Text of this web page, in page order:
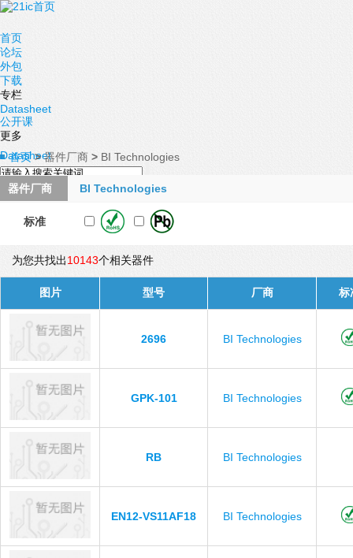
首页
论坛
外包
下载
专栏
Datasheet
公开课
更多
Datasheet
首页 >器件厂商 > BI Technologies
器件厂商 BI Technologies
标准
为您共找出10143个相关器件
图片 型号 厂商 标
2696 BI Technologies
GPK-101 BI Technologies
RB BI Technologies
EN12-VS11AF18 BI Technologies